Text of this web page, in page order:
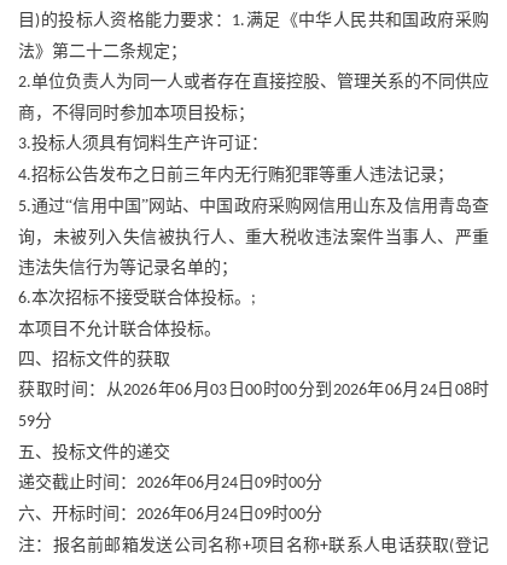
目)的投标人资格能力要求： 1.满足《中华人民共和国政府采购
法》第二十二条规定；
2.单位负责人为同一人或者存在直接控股、管理关系的不同供应
商，不得同时参加本项目投标；
3.投标人须具有饲料生产许可证：
4.招标公告发布之日前三年内无行贿犯罪等重人违法记录；
5.通过“信用中国”网站、中国政府采购网信用山东及信用青岛查
询，未被列入失信被执行人、重大税收违法案件当事人、严重
违法失信行为等记录名单的；
6.本次招标不接受联合体投标。 ;
本项目不允计联合体投标。
四、招标文件的获取
获取时间：从2026年06月 03 日 00 时00分到 2026年06月 24日 08时
59分
五、投标文件的递交
递交截止时间： 2026年06月 24 日 09时00分
六、开标时间： 2026年06月 24 日 09时00分
注：报名前邮箱发送公司名称+项目名称+联系人电话获取(登记